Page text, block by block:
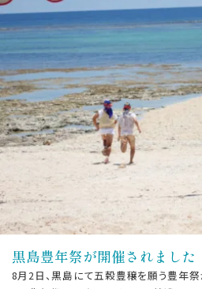
黒島豊年祭が開催されました
8月2日、黒島にて五穀豊穣を願う豊年祭